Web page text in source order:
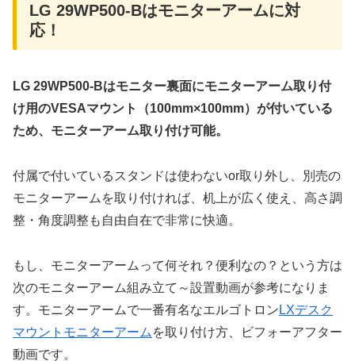
LG 29WP500-Bはモニターアームに対
応！
LG 29WP500-Bはモニター裏面にモニターアーム取り付
け用のVESAマウント（100mm×100mm）が付いている
ため、モニターアーム取り付け可能。
付属で付いているスタンドは使わないor取り外し、別売の
モニターアームを取り付ければ、机上が広く使え、高さ調
整・角度調整も自由自在で非常に快適。
もし、モニターアームって何それ？便利なの？という方は
次のモニターアーム組み立て～設置動画が参考になりま
す。モニターアームで一番有名なエルゴトロン LXデスク
マウントモニターアーム を取り付け方、ビフォーアフター
動画です。